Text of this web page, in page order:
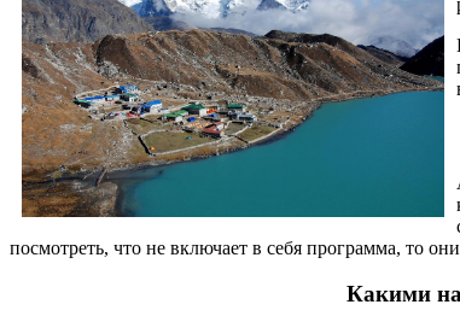
посмотреть, что не включает в себя программа, то
Какими